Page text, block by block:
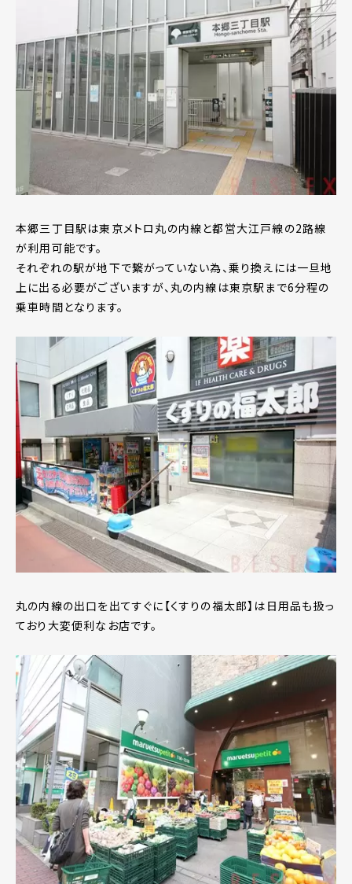
本郷三丁目駅は東京メトロ丸の内線と都営大江戸線の2路線
が利用可能です。
それぞれの駅が地下で繋がっていない為、乗り換えには一旦地
上に出る必要がございますが、丸の内線は東京駅まで6分程の
乗車時間となります。
丸の内線の出口を出てすぐに【くすりの福太郎】は日用品も扱っ
ており大変便利なお店です。